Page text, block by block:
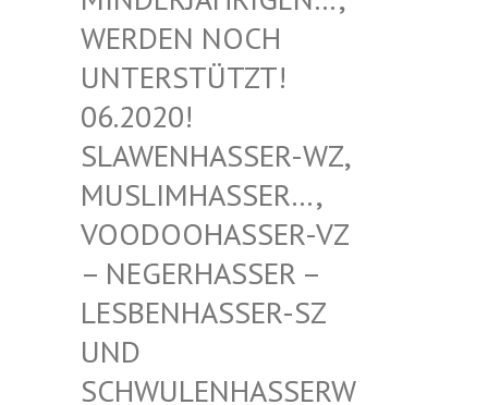
DEN NOCH UNT
ERSTÜTZT! 06.
2020! SLA
WENHASSER-WZ, MUS
LIMHASSER…, VOO
DOOHASSER-VZ – N
EGERHASSER – LES
BENHASSER-SZ UND
SCH
WULENHASSERWEBL